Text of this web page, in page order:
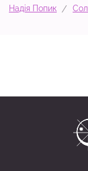
Надія Попик